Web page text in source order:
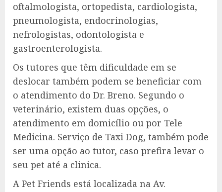
oftalmologista, ortopedista, cardiologista,
pneumologista, endocrinologias,
nefrologistas, odontologista e
gastroenterologista.
Os tutores que têm dificuldade em se
deslocar também podem se beneficiar com
o atendimento do Dr. Breno. Segundo o
veterinário, existem duas opções, o
atendimento em domicílio ou por Tele
Medicina. Serviço de Taxi Dog, também pode
ser uma opção ao tutor, caso prefira levar o
seu pet até a clinica.
A Pet Friends está localizada na Av.